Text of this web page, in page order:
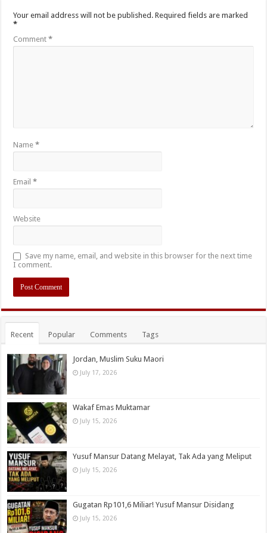
Your email address will not be published. Required fields are marked
*
Comment*
Name*
Email*
Website
Save my name, email, and website in this browser for the next time
I comment.
Recent Popular Comments Tags
Jordan, Muslim Suku Maori
July 17, 2026
Wakaf Emas Muktamar
July 15, 2026
Yusuf Mansur Datang Melayat, Tak Ada yang Meliput
July 15, 2026
Gugatan Rp101,6 Miliar! Yusuf Mansur Disidang
July 15, 2026